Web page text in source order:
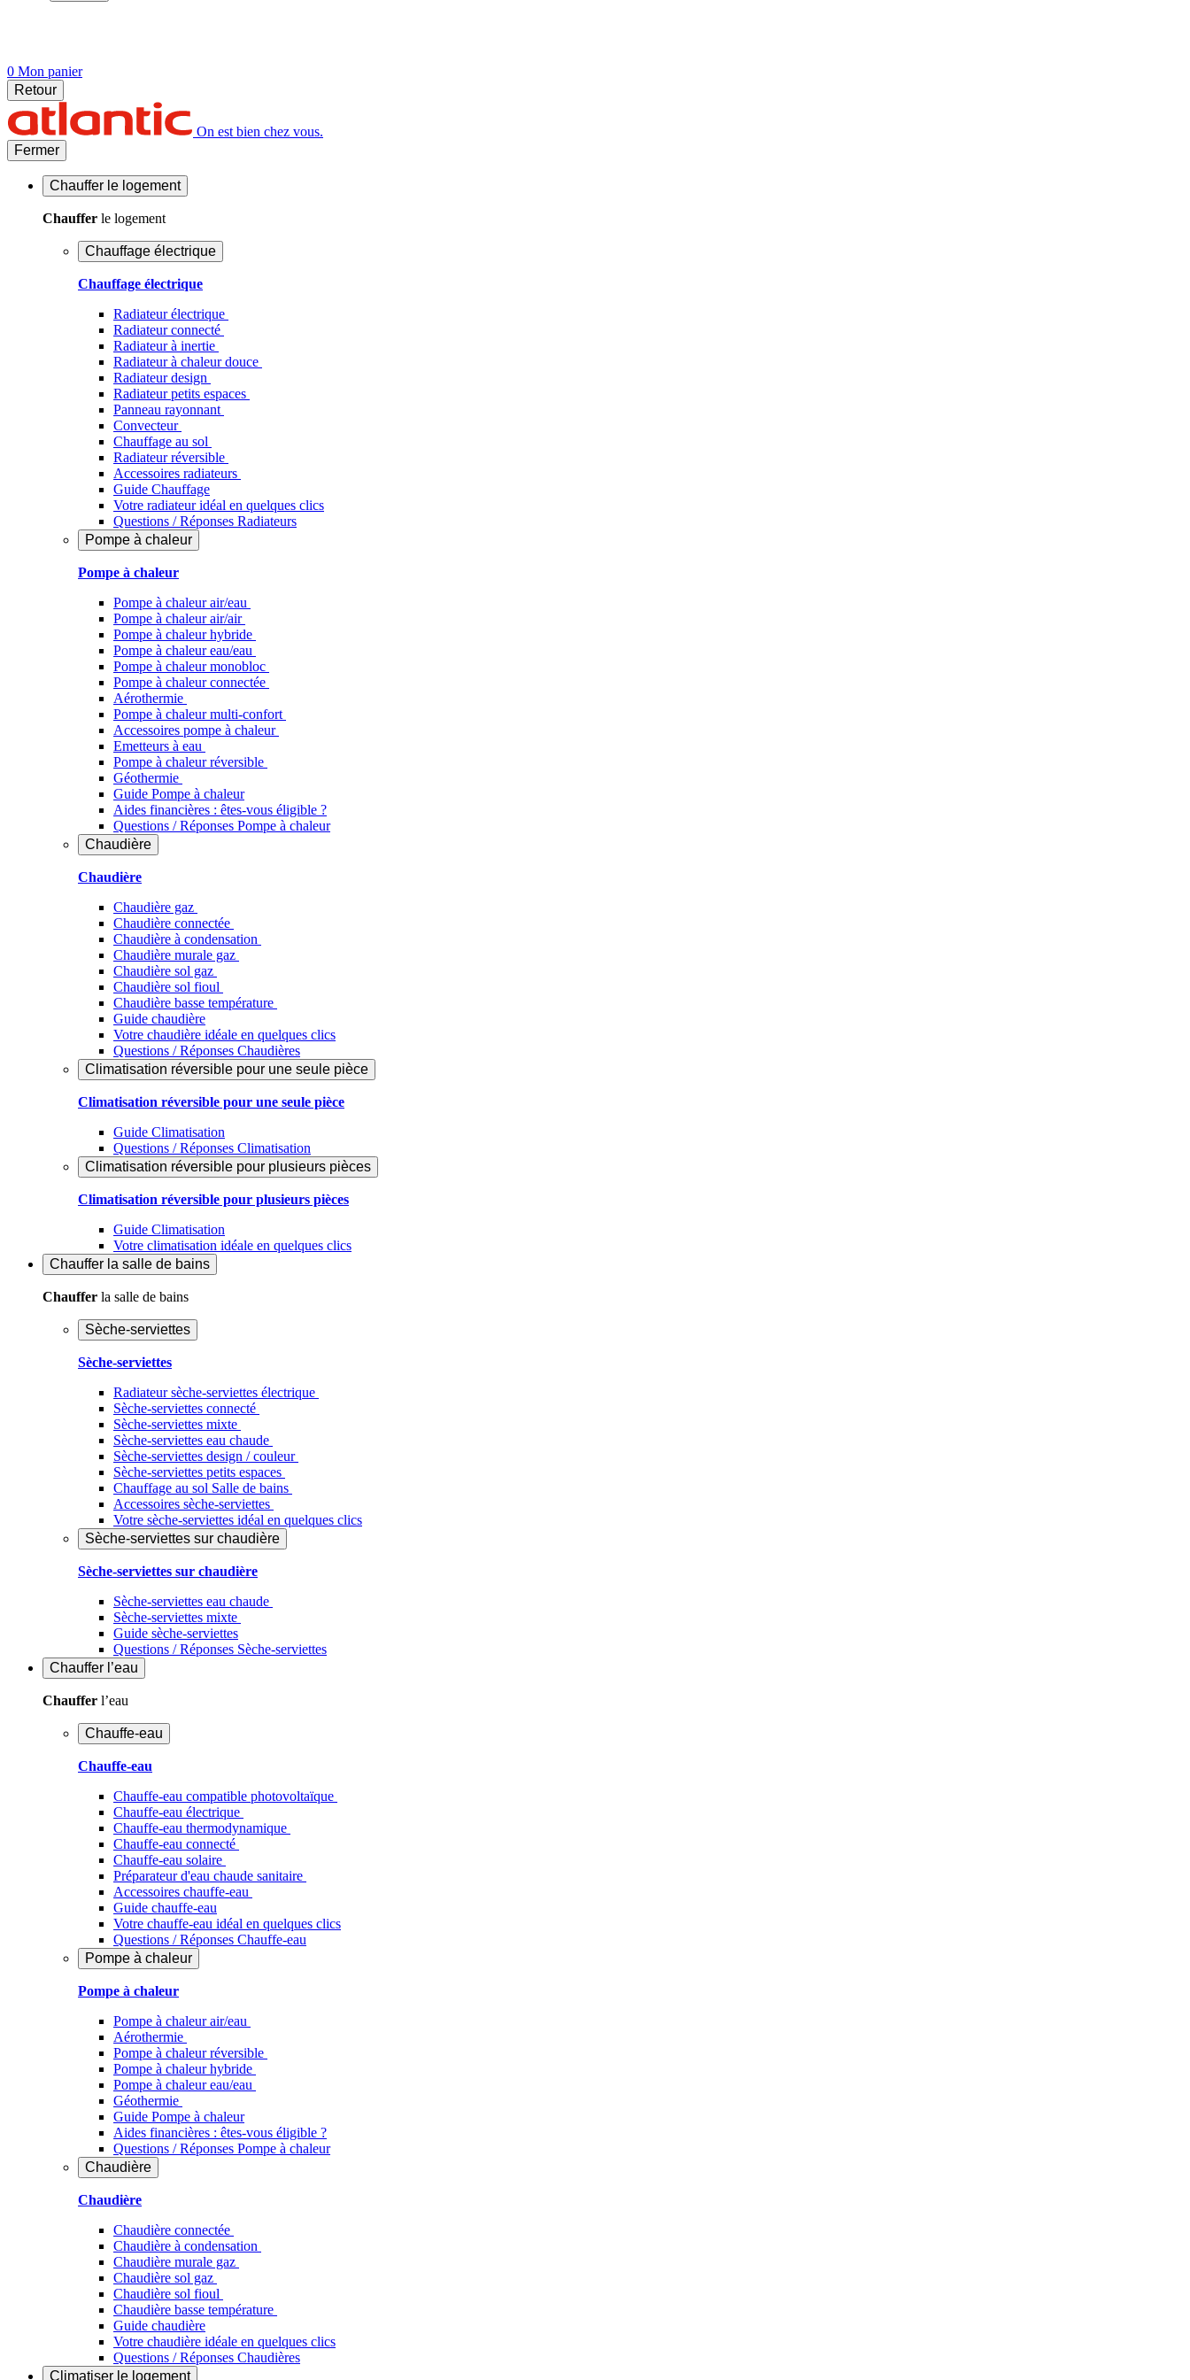
0 Mon panier
Retour
On est bien chez vous.
Fermer
Chauffer le logement
Chauffer le logement
Chauffage électrique
Chauffage électrique
Radiateur électrique
Radiateur connecté
Radiateur à inertie
Radiateur à chaleur douce
Radiateur design
Radiateur petits espaces
Panneau rayonnant
Convecteur
Chauffage au sol
Radiateur réversible
Accessoires radiateurs
Guide Chauffage
Votre radiateur idéal en quelques clics
Questions / Réponses Radiateurs
Pompe à chaleur
Pompe à chaleur
Pompe à chaleur air/eau
Pompe à chaleur air/air
Pompe à chaleur hybride
Pompe à chaleur​ eau/eau
Pompe à chaleur monobloc
Pompe à chaleur connectée
Aérothermie
Pompe à chaleur multi-confort
Accessoires pompe à chaleur
Emetteurs à eau
Pompe à chaleur réversible
Géothermie
Guide Pompe à chaleur
Aides financières : êtes-vous éligible ?
Questions / Réponses Pompe à chaleur
Chaudière
Chaudière
Chaudière gaz
Chaudière connectée
Chaudière à condensation
Chaudière murale gaz
Chaudière sol gaz
Chaudière sol fioul
Chaudière basse température
Guide chaudière
Votre chaudière idéale en quelques clics
Questions / Réponses Chaudières
Climatisation réversible pour une seule pièce
Climatisation réversible pour une seule pièce
Guide Climatisation
Questions / Réponses Climatisation
Climatisation réversible pour plusieurs pièces
Climatisation réversible pour plusieurs pièces
Guide Climatisation
Votre climatisation idéale en quelques clics
Chauffer la salle de bains
Chauffer la salle de bains
Sèche-serviettes
Sèche-serviettes
Radiateur sèche-serviettes électrique
Sèche-serviettes connecté
Sèche-serviettes mixte
Sèche-serviettes eau chaude
Sèche-serviettes design / couleur
Sèche-serviettes petits espaces
Chauffage au sol Salle de bains
Accessoires sèche-serviettes
Votre sèche-serviettes idéal en quelques clics
Sèche-serviettes sur chaudière
Sèche-serviettes sur chaudière
Sèche-serviettes eau chaude
Sèche-serviettes mixte
Guide sèche-serviettes
Questions / Réponses Sèche-serviettes
Chauffer l’eau
Chauffer l’eau
Chauffe-eau
Chauffe-eau
Chauffe-eau compatible photovoltaïque
Chauffe-eau électrique
Chauffe-eau thermodynamique
Chauffe-eau connecté
Chauffe-eau solaire
Préparateur d'eau chaude sanitaire
Accessoires chauffe-eau
Guide chauffe-eau
Votre chauffe-eau idéal en quelques clics
Questions / Réponses Chauffe-eau
Pompe à chaleur
Pompe à chaleur
Pompe à chaleur air/eau
Aérothermie
Pompe à chaleur réversible
Pompe à chaleur hybride
Pompe à chaleur​ eau/eau
Géothermie
Guide Pompe à chaleur
Aides financières : êtes-vous éligible ?
Questions / Réponses Pompe à chaleur
Chaudière
Chaudière
Chaudière connectée
Chaudière à condensation
Chaudière murale gaz
Chaudière sol gaz
Chaudière sol fioul
Chaudière basse température
Guide chaudière
Votre chaudière idéale en quelques clics
Questions / Réponses Chaudières
Climatiser le logement